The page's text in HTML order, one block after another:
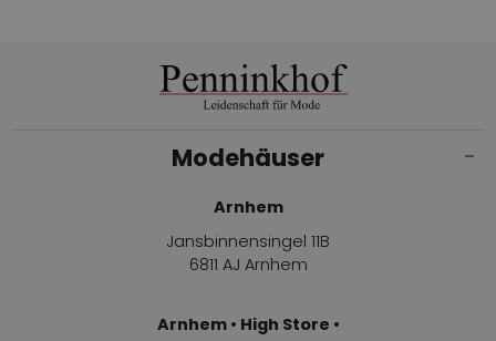
Modehäuser
Arnhem
Jansbinnensingel 11B
6811 AJ Arnhem
Arnhem • High Store •